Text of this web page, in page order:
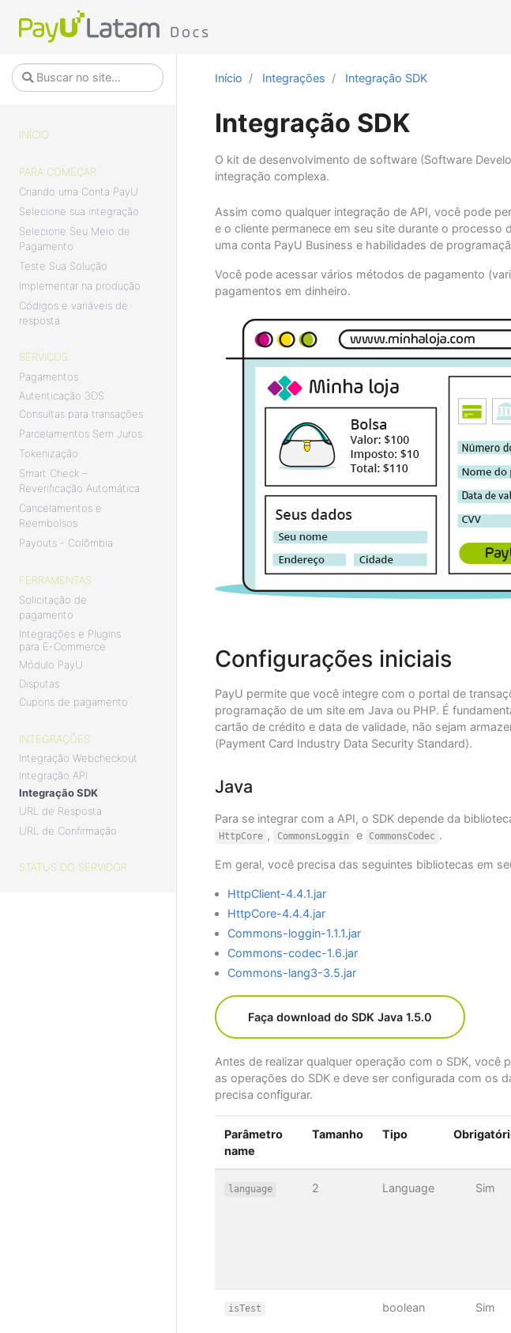
INÍCIO
PARA COMEÇAR
Criando uma Conta PayU
Selecione sua integração
Selecione Seu Meio de
Pagamento
Teste Sua Solução
Implementar na produção
Códigos e variáveis de
resposta
SERVIÇOS
Pagamentos
Autenticação 3DS
Consultas para transações
Parcelamentos Sem Juros
Tokenização
Smart Check –
Reverificação Automática
Cancelamentos e
Reembolsos
Payouts - Colômbia
FERRAMENTAS
Solicitação de
pagamento
Integrações e Plugins
para E-Commerce
Módulo PayU
Disputas
Cupons de pagamento
INTEGRAÇÕES
Integração Webcheckout
Integração API
Integração SDK
URL de Resposta
URL de Confirmação
STATUS DO SERVIDOR
Início Integrações Integração SDK
Integração SDK
O kit de desenvolvimento de software (Software
integração complexa.
Assim como qualquer integração de API, você pode
e o cliente permanece em seu site durante o
uma conta PayU Business e habilidades de
Você pode acessar vários métodos de pagamento
pagamentos em dinheiro.
Configurações iniciais
PayU permite que você integre com o portal de
programação de um site em Java ou PHP. É
cartão de crédito e data de validade, não sejam
(Payment Card Industry Data Security Standard).
Java
Para se integrar com a API, o SDK depende da
HttpCore , CommonsLoggin e CommonsCodec .
Em geral, você precisa das seguintes bibliotecas em
HttpClient-4.4.1.jar
HttpCore-4.4.4.jar
Commons-loggin-1.1.1.jar
Commons-codec-1.6.jar
Commons-lang3-3.5.jar
Faça download do SDK Java 1.5.0
Antes de realizar qualquer operação com o SDK, você
as operações do SDK e deve ser configurada com os
precisa configurar.
Parâmetro
name
Tamanho Tipo
language 2 Language Sim
isTest boolean Sim